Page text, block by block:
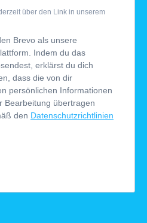
über den Link in unserem
Brevo als unsere
Indem du das
erklärst du dich
dass die von dir
persönlichen Informationen
Bearbeitung übertragen
den Datenschutzrichtlinien